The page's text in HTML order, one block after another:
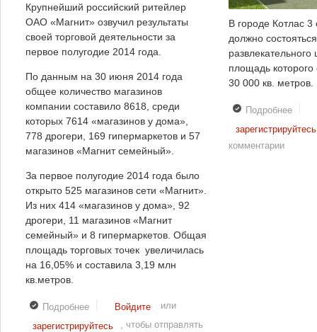
Крупнейший российский ритейлер
ОАО «Магнит» озвучил результаты
своей торговой деятельности за
первое полугодие 2014 года.
По данным на 30 июня 2014 года
общее количество магазинов
компании составило 8618, среди
которых 7614 «магазинов у дома»,
778 дрогери, 169 гипермаркетов и 57
магазинов «Магнит семейный».
За первое полугодие 2014 года было
открыто 525 магазинов сети «Магнит».
Из них 414 «магазинов у дома», 92
дрогери, 11 магазинов «Магнит
семейный» и 8 гипермаркетов. Общая
площадь торговых точек увеличилась
на 16,05% и составила 3,19 млн
кв.метров.
Подробнеео Компания «Магнит» подготовила отчет за первое
полугодие.
Войдите
или
зарегистрируйтесь
, чтобы отправлять
В городе Котлас 3
должно
площадь которого
30 000 кв. метров.
Подробнее о В
зарегистрируйтесь
комментарии